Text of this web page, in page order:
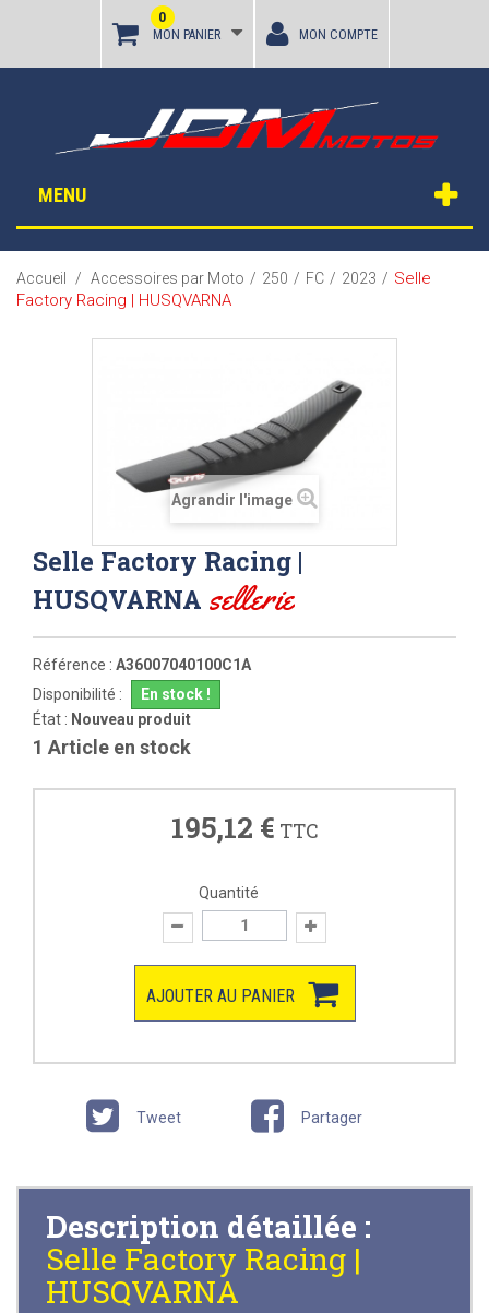
MON PANIER
0
MON COMPTE
MENU
Accueil / Accessoires par Moto / 250 / FC / 2023 / Selle
Factory Racing | HUSQVARNA
Agrandir l'image
Selle Factory Racing |
HUSQVARNA sellerie
Référence : A36007040100C1A
Disponibilité :
En stock !
État : Nouveau produit
1 Article en stock
195,12 € TTC
Quantité
AJOUTER AU PANIER
Tweet Partager
Description détaillée :
Selle Factory Racing |
HUSQVARNA